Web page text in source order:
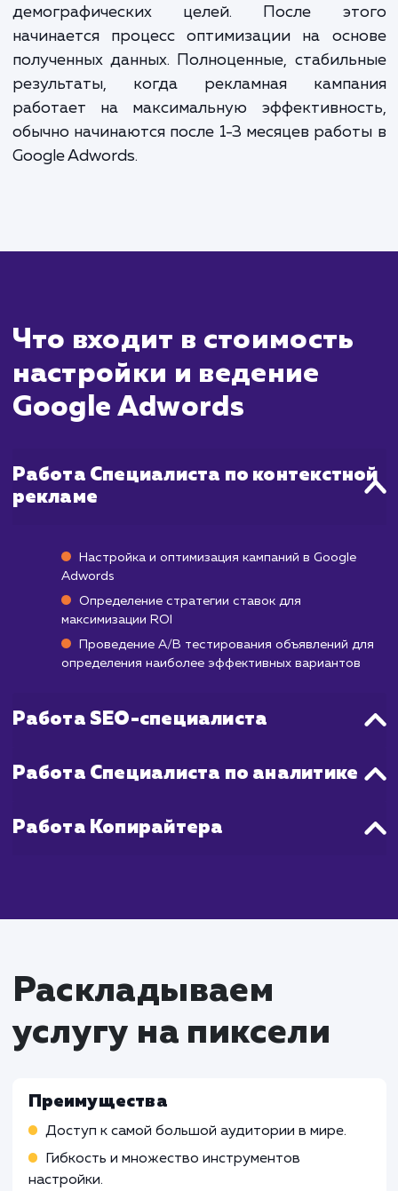
ЗАКАЗАТЬ УСЛУГИ
Сколько времени
часов после запуска рекламной кампании.
объявления начнут отображаться в
выдаче Google, и вы сможете видеть
клики на сайт. Однако, для
требуется некоторое время.
Первый месяц работы обычно
стратегий ставок, выбора ключевых
начинается процесс оптимизации на
полученных данных. Полноценные,
результаты, когда рекламная
обычно начинаются после 1-3 месяцев
настройки и ведение
Google Adwords
Работа Специалиста по
рекламе